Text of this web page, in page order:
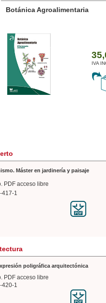
Botánica Agroalimentaria
IVA
Máster en jardinería y paisaje
PDF acceso libre
417-1
poligráfica arquitectónica
PDF acceso libre
420-1